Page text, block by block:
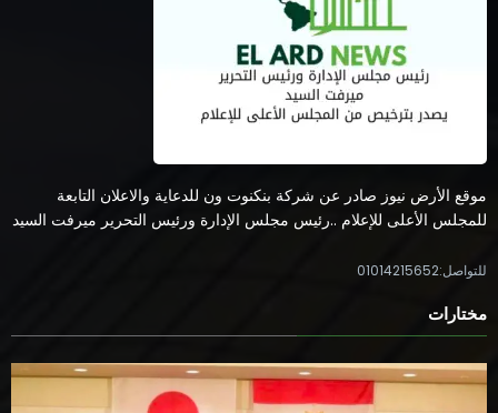
موقع الأرض نيوز صادر عن شركة بنكنوت ون للدعاية والاعلان التابعة
للمجلس الأعلى للإعلام ..رئيس مجلس الإدارة ورئيس التحرير ميرفت السيد
للتواصل:01014215652
مختارات